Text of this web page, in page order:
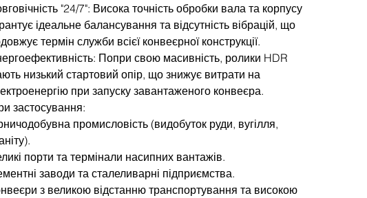
"24/7": Висока точність обробки вала та корпусу
ідеальне балансування та відсутність вібрацій, що
термін служби всієї конвеєрної конструкції.
Попри свою масивність, ролики HDR
низький стартовий опір, що знижує витрати на
при запуску завантаженого конвеєра.
застосування:
промисловість (видобуток руди, вугілля,
порти та термінали насипних вантажів.
заводи та сталеливарні підприємства.
з великою відстанню транспортування та високою